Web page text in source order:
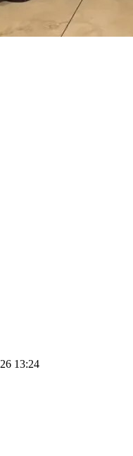
13:24